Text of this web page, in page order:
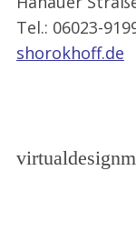
Tel.: 06023-
shorokhoff.de